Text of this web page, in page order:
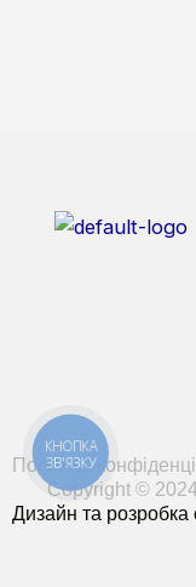
Copyright ©
Політика
Дизайн та розробка
КНОПКА
ЗВ'ЯЗКУ